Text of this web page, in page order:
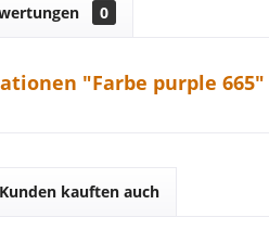
0
"Farbe purple 665"
Kunden kauften auch